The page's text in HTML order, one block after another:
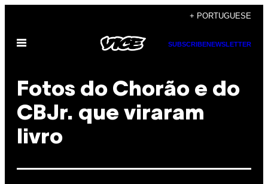
content
+ PORTUGUESE
Open
SUBSCRIBENEWSLETTER
Fotos do Chorão e do
CBJr. que viraram
livro